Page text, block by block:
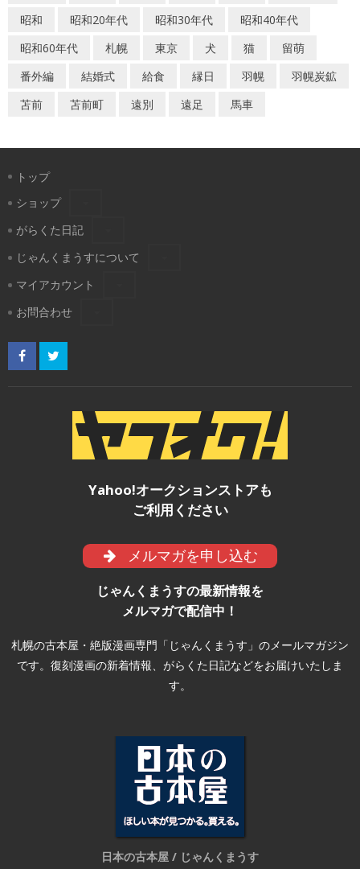
昭和
昭和20年代 昭和30年代
昭和40年代
昭和60年代
札幌 東京 犬 猫
留萌
番外編
結婚式 給食 縁日 羽幌
羽幌炭鉱
苫前
苫前町 遠別 遠足 馬車
トップ
ショップ
がらくた日記
じゃんくまうすについて
マイアカウント
お問合わせ
Yahoo!オークションストアも
ご利用ください
メルマガを申し込む
じゃんくまうすの最新情報を
メルマガで配信中！
札幌の古本屋・絶版漫画専門「じゃんくまうす」のメールマガジン
です。復刻漫画の新着情報、がらくた日記などをお届けいたしま
す。
日本の古本屋 / じゃんくまうす